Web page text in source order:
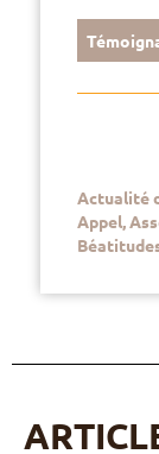
Actualité
Appel,